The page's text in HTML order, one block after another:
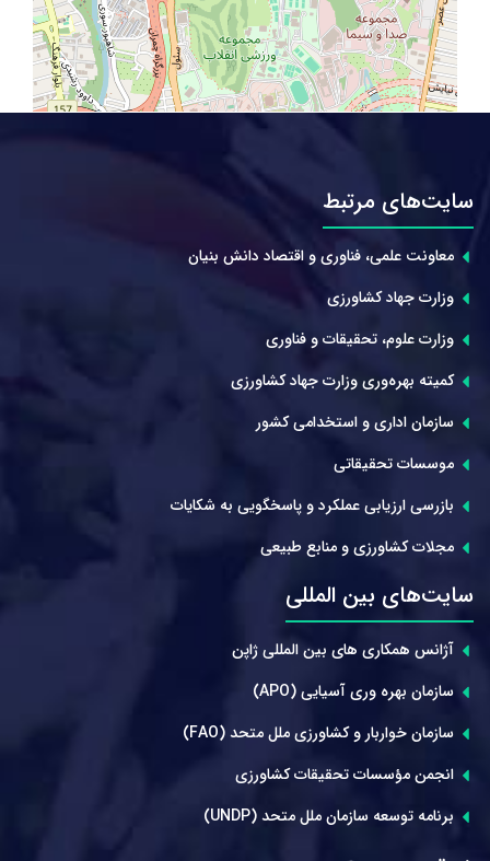
سایت‌های مرتبط
معاونت علمی، فناوری و اقتصاد دانش بنیان
وزارت جهاد کشاورزی
وزارت علوم، تحقیقات و فناوری
کمیته بهره‌وری وزارت جهاد کشاورزی
سازمان اداری و استخدامی کشور
موسسات تحقیقاتی
بازرسی ارزیابی عملکرد و پاسخگویی به شکایات
مجلات کشاورزی و منابع طبیعی
سایت‌های بین المللی
آژانس همکاری های بین المللی ژاپن
سازمان بهره وری آسیایی (APO)
سازمان خواربار و کشاورزی ملل متحد (FAO)
انجمن مؤسسات تحقیقات کشاورزی
برنامه توسعه سازمان ملل متحد (UNDP)